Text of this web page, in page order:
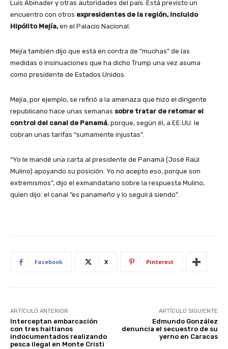
Luis Abinader y otras autoridades del país. Está previsto un
encuentro con otros expresidentes de la región, incluido
Hipólito Mejía,en el Palacio Nacional.
Mejía también dijo que está en contra de “muchas” de las
medidas o insinuaciones que ha dicho Trump una vez asuma
como presidente de Estados Unidos.
Mejía, por ejemplo, se refirió a la amenaza que hizo el dirigente
republicano hace unas semanas sobre tratar de retomar el
control del canal de Panamá, porque, según él, a EE.UU. le
cobran unas tarifas “sumamente injustas”.
“Yo le mandé una carta al presidente de Panamá (José Raúl
Mulino) apoyando su posición. Yo no acepto eso, porque son
extremismos”, dijo el exmandatario sobre la respuesta Mulino,
quien dijo: el canal “es panameño y lo seguirá siendo”.
Facebook X Pinterest
ARTÍCULO ANTERIOR
Interceptan embarcación
con tres haitianos
indocumentados realizando
pesca ilegal en Monte Cristi
ARTÍCULO SIGUIENTE
Edmundo González
denuncia el secuestro de su
yerno en Caracas